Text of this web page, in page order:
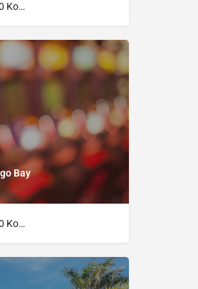
Incheckningstid: 15.00 Kontrolltid: 12.00
Bay
Incheckningstid: 15.00 Kontrolltid: 12.00